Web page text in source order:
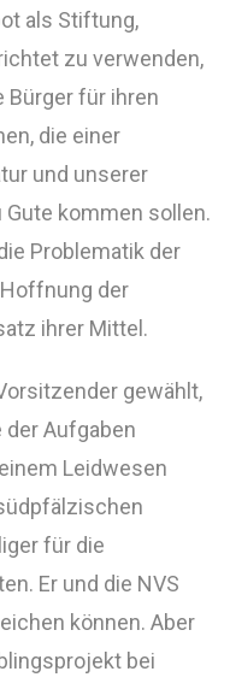
als Stiftung,
zu verwenden,
für ihren
die einer
und unserer
kommen sollen.
Problematik der
der
ihrer Mittel.
gewählt,
Aufgaben
Leidwesen
für die
Er und die NVS
können. Aber
bei